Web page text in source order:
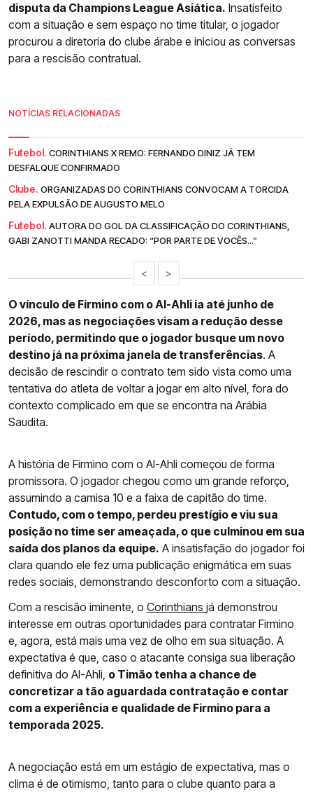
disputa da Champions League Asiática. Insatisfeito
com a situação e sem espaço no time titular, o jogador
procurou a diretoria do clube árabe e iniciou as conversas
para a rescisão contratual.
NOTÍCIAS RELACIONADAS
Futebol. CORINTHIANS X REMO: FERNANDO DINIZ JÁ TEM
DESFALQUE CONFIRMADO
Clube. ORGANIZADAS DO CORINTHIANS CONVOCAM A TORCIDA
PELA EXPULSÃO DE AUGUSTO MELO
Futebol. AUTORA DO GOL DA CLASSIFICAÇÃO DO CORINTHIANS,
GABI ZANOTTI MANDA RECADO: “POR PARTE DE VOCÊS...”
< >
O vínculo de Firmino com o Al-Ahli ia até junho de
2026, mas as negociações visam a redução desse
período, permitindo que o jogador busque um novo
destino já na próxima janela de transferências. A
decisão de rescindir o contrato tem sido vista como uma
tentativa do atleta de voltar a jogar em alto nível, fora do
contexto complicado em que se encontra na Arábia
Saudita.
A história de Firmino com o Al-Ahli começou de forma
promissora. O jogador chegou como um grande reforço,
assumindo a camisa 10 e a faixa de capitão do time.
Contudo, com o tempo, perdeu prestígio e viu sua
posição no time ser ameaçada, o que culminou em sua
saída dos planos da equipe. A insatisfação do jogador foi
clara quando ele fez uma publicação enigmática em suas
redes sociais, demonstrando desconforto com a situação.
Com a rescisão iminente, o Corinthians já demonstrou
interesse em outras oportunidades para contratar Firmino
e, agora, está mais uma vez de olho em sua situação. A
expectativa é que, caso o atacante consiga sua liberação
definitiva do Al-Ahli, o Timão tenha a chance de
concretizar a tão aguardada contratação e contar
com a experiência e qualidade de Firmino para a
temporada 2025.
A negociação está em um estágio de expectativa, mas o
clima é de otimismo, tanto para o clube quanto para a